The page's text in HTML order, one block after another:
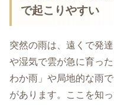
で起こりやすい
突然の雨は、遠くで発
や湿気で雲が急に育っ
わか雨」や局地的な雨
があります。ここを知